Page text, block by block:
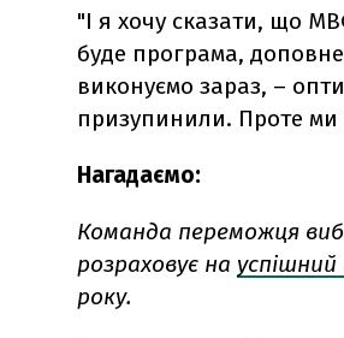
"І я хочу сказати, що
буде програма,
виконуємо зараз, –
призупинили. Проте ми
Нагадаємо:
Команда переможця
розраховує на успішний
року.